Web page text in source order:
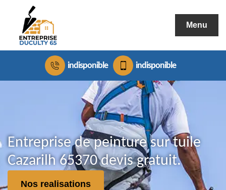
Menu
indisponible indisponible
Entreprise de peinture sur tuile
Cazarilh 65370 devis gratuit.
Nos realisations